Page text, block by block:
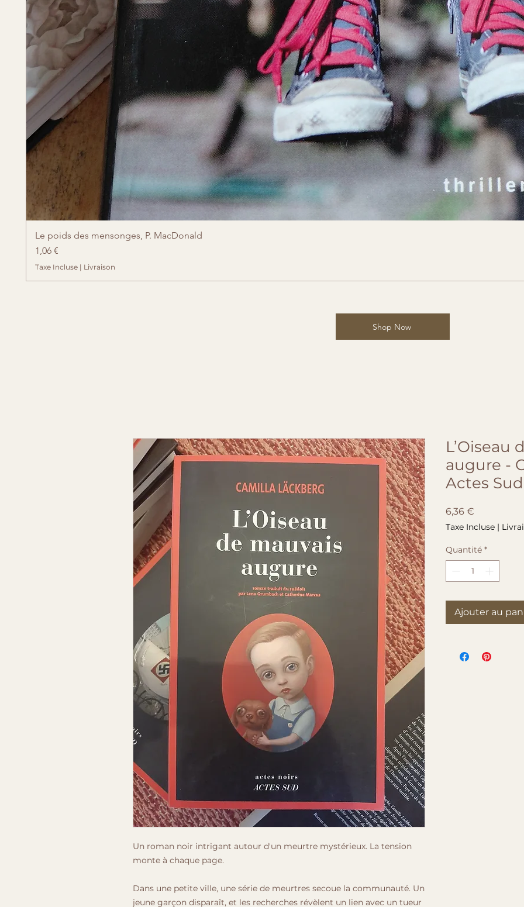
Le poids des mensonges, P. MacDonald
Prix
1,06 €
Taxe Incluse | Livraison
Shop Now
Un roman noir intrigant autour d'un meurtre mystérieux. La tension
monte à chaque page.
Dans une petite ville, une série de meurtres secoue la communauté. Un
jeune garçon disparaît, et les recherches révèlent un lien avec un tueur
L’Oiseau
augure -
Actes Sud
6,36 €
Taxe Incluse |
Quantité *
Ajouter au